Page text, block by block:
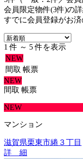
会員限定物件(3件)の
すでに会員登録がお済
1 件 ～ 5 件を表示
NEW
間取 帳票
NEW
間取 帳票
NEW
マンション
滋賀県栗東市綣３丁目
詳 細